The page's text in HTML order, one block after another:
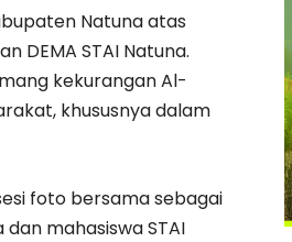
Natuna atas
DEMA STAI Natuna.
kekurangan Al-
khususnya dalam
foto bersama sebagai
mahasiswa STAI